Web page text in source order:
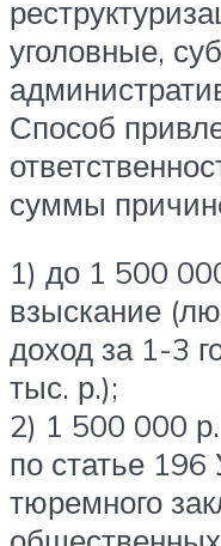
уголовные,
Способ
суммы
1) до 1 500
взыскание
доход за 1-3
тыс. р.);
2) 1 500 000
по статье
тюремного